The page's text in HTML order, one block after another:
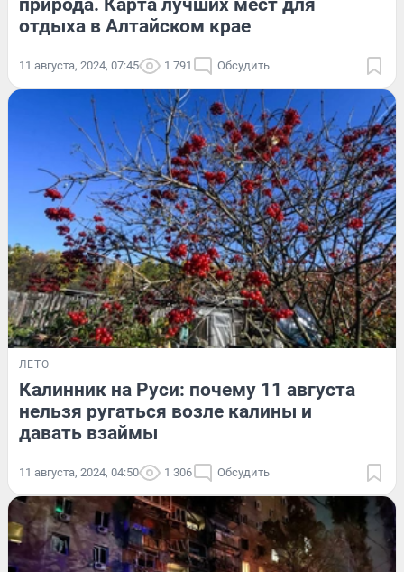
природа. Карта лучших мест для
отдыха в Алтайском крае
11 августа, 2024, 07:45 1 791 Обсудить
ЛЕТО
Калинник на Руси: почему 11 августа
нельзя ругаться возле калины и
давать взаймы
11 августа, 2024, 04:50 1 306 Обсудить